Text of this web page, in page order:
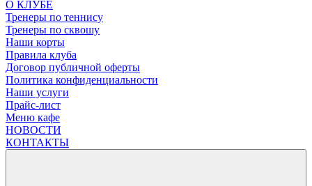
О КЛУБЕ
Тренеры по теннису
Тренеры по сквошу
Наши корты
Правила клуба
Договор публичной оферты
Политика конфиденциальности
Наши услуги
Прайс-лист
Меню кафе
НОВОСТИ
КОНТАКТЫ